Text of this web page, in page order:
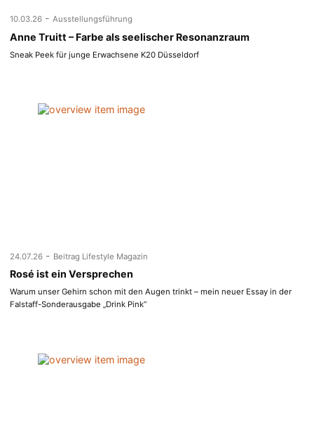
10.03.26 - Ausstellungsführung
Anne Truitt – Farbe als seelischer Resonanzraum
Sneak Peek für junge Erwachsene K20 Düsseldorf
24.07.26 - Beitrag Lifestyle Magazin
Rosé ist ein Versprechen
Warum unser Gehirn schon mit den Augen trinkt – mein neuer Essay in der
Falstaff-Sonderausgabe „Drink Pink“